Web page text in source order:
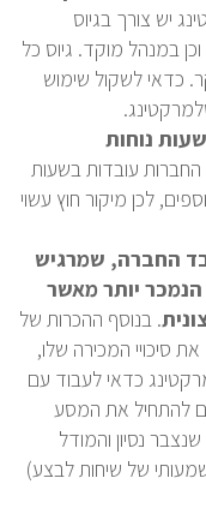
יש צורך בגיוס
במנהל מוקד. גיוס כל
כדאי לשקול שימוש
נוחות
עובדות בשעות
לכן מיקור חוץ עשוי
החברה, שמרגיש
הנמכר יותר מאשר
. בנוסף ההכרות של
סיכויי המכירה שלו,
כדאי לעבוד עם
להתחיל את המסע
נסיון והמודל
של שיחות לבצע)